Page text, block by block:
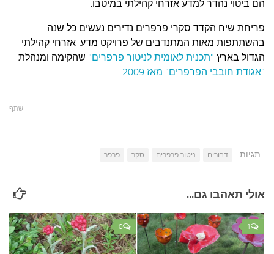
הם ביטוי נהדר למדע אזרחי קהילתי במיטבו.
פריחת שיח הקדד סקרי פרפרים נדירים נעשים כל שנה
בהשתתפות מאות המתנדבים של פרויקט מדע-אזרחי קהילתי
הגדול בארץ "תכנית לאומית לניטור פרפרים" שהקימה ומנהלת
"אגודת חובבי הפרפרים" מאז 2009
.
שתף
תגיות: דבורים ניטור פרפרים סקר פרפר
אולי תאהבו גם...
0 1